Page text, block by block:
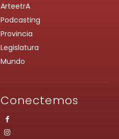
ArteetrA
Podcasting
Provincia
Legislatura
Mundo
Conectemos